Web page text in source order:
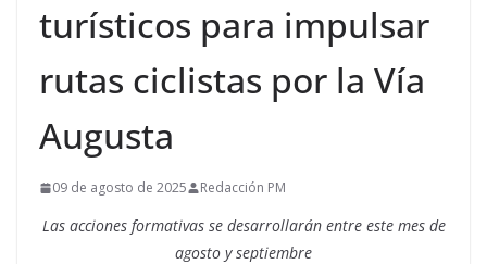
turísticos para impulsar
rutas ciclistas por la Vía
Augusta
09 de agosto de 2025 Redacción PM
Las acciones formativas se desarrollarán entre este mes de
agosto y septiembre